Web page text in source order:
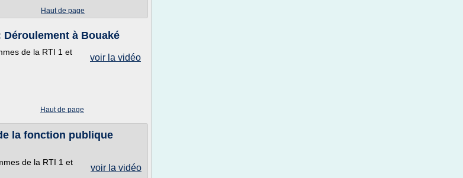
Haut de page
à Bouaké
voir la vidéo
de la RTI 1 et
Haut de page
la fonction publique
voir la vidéo
de la RTI 1 et